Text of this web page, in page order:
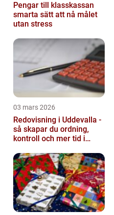
Pengar till klasskassan
smarta sätt att nå målet
utan stress
03 mars 2026
Redovisning i Uddevalla -
så skapar du ordning,
kontroll och mer tid i